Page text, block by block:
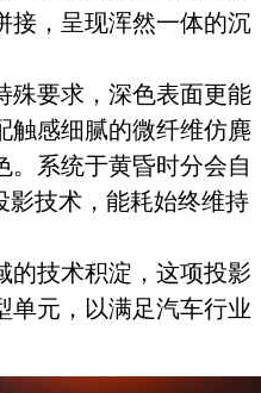
接，呈现浑然一体的沉
殊要求，深色表面更能
触感细腻的微纤维仿麂
。系统于黄昏时分会自
影技术，能耗始终维持
的技术积淀，这项投影
单元，以满足汽车行业